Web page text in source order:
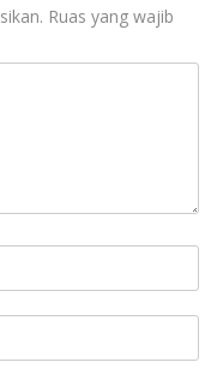
Ruas yang wajib